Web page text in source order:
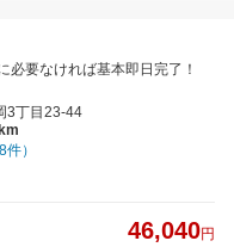
必要なければ基本即日完了！
3丁目23-44
件）
46,040円